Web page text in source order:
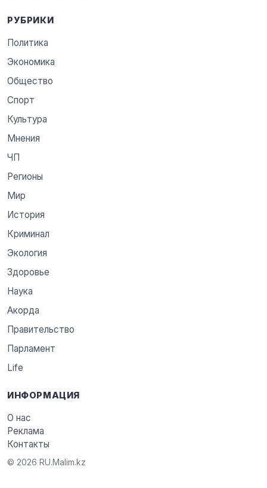
РУБРИКИ
Политика
Экономика
Общество
Спорт
Культура
Мнения
ЧП
Регионы
Мир
История
Криминал
Экология
Здоровье
Наука
Акорда
Правительство
Парламент
Life
ИНФОРМАЦИЯ
О нас
Реклама
Контакты
© 2026 RU.Malim.kz